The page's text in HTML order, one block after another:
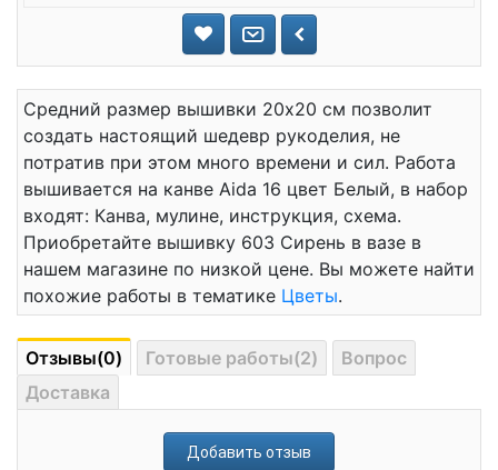
Средний размер вышивки 20x20 см позволит
создать настоящий шедевр рукоделия, не
потратив при этом много времени и сил. Работа
вышивается на канве Aida 16 цвет Белый, в набор
входят: Канва, мулине, инструкция, схема.
Приобретайте вышивку 603 Сирень в вазе в
нашем магазине по низкой цене. Вы можете найти
похожие работы в тематике Цветы.
Отзывы(0) Готовые работы(2)
Вопрос
Доставка
Добавить отзыв